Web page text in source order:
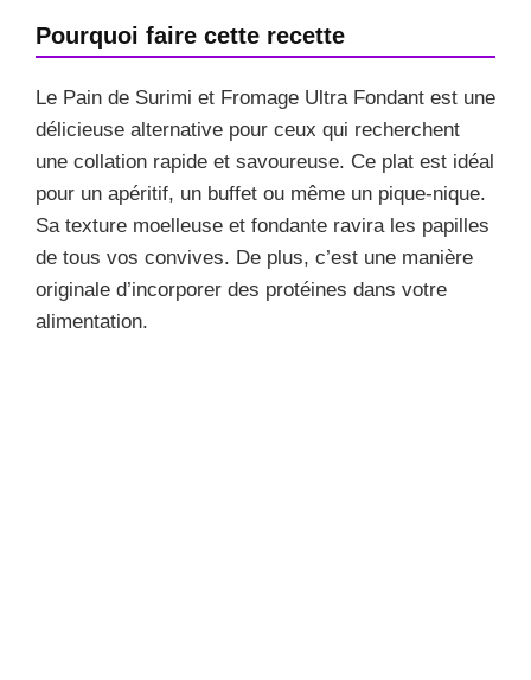
Pourquoi faire cette recette
Le Pain de Surimi et Fromage Ultra Fondant est une
délicieuse alternative pour ceux qui recherchent
une collation rapide et savoureuse. Ce plat est idéal
pour un apéritif, un buffet ou même un pique-nique.
Sa texture moelleuse et fondante ravira les papilles
de tous vos convives. De plus, c’est une manière
originale d’incorporer des protéines dans votre
alimentation.